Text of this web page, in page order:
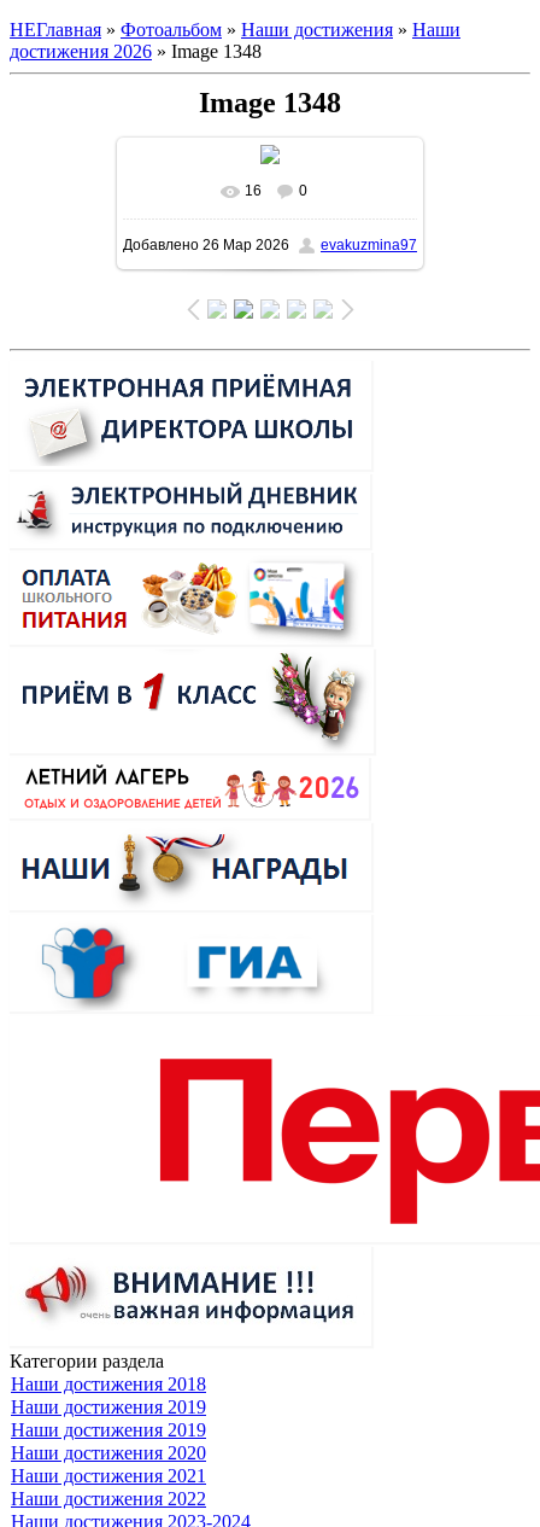
НЕГлавная » Фотоальбом » Наши достижения » Наши
достижения 2026 » Image 1348
Image 1348
В реальном размере
441.3Kb
16 0
Добавлено 26 Мар 2026 evakuzmina97
Категории раздела
Наши достижения 2018
Наши достижения 2019
Наши достижения 2019
Наши достижения 2020
Наши достижения 2021
Наши достижения 2022
Наши достижения 2023-2024